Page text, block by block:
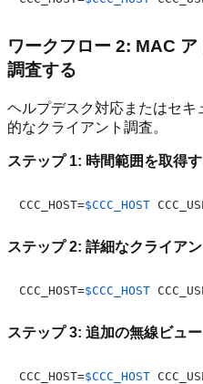
ワークフロー 2: MAC
調査する
ヘルプデスク対応またはセ
的なクライアント調査。
ステップ 1: 時間範囲を取得
CCC_HOST=$CCC_HOST
ステップ 2: 詳細なクライア
CCC_HOST=$CCC_HOST
ステップ 3: 追加の無線ビュ
CCC_HOST=$CCC_HOST